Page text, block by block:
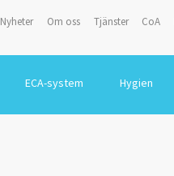
Nyheter Om oss Tjänster CoA
ECA-system Hygien